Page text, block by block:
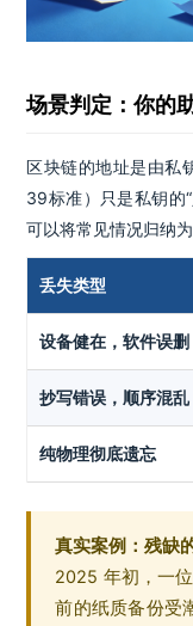
场景判定：你的
区块链的地址是由私
39标准）只是私钥的
可以将常见情况归纳
丢失类型
设备健在，软件误删
抄写错误，顺序混乱
纯物理彻底遗忘
真实案例：残缺
2025 年初，一
前的纸质备份受